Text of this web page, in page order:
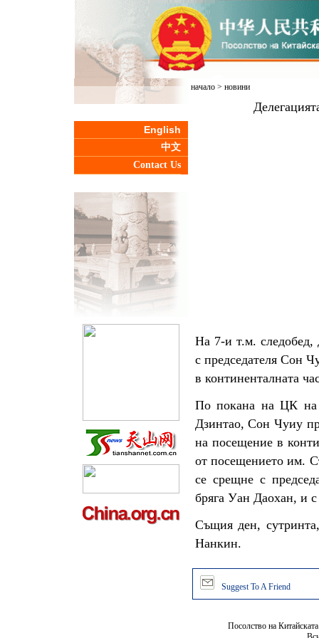
English
中文
Contact Us
начало> новини
На 7-и т.м. следобед,
с председателя Сон
в континенталната
По покана на ЦК
Дзинтао, Сон Чуиу
на посещение в
от посещението им.
се срещне с
бряга Уан Даохан, и
Същия ден,
Нанкин.
Suggest To A Friend
Посолство на